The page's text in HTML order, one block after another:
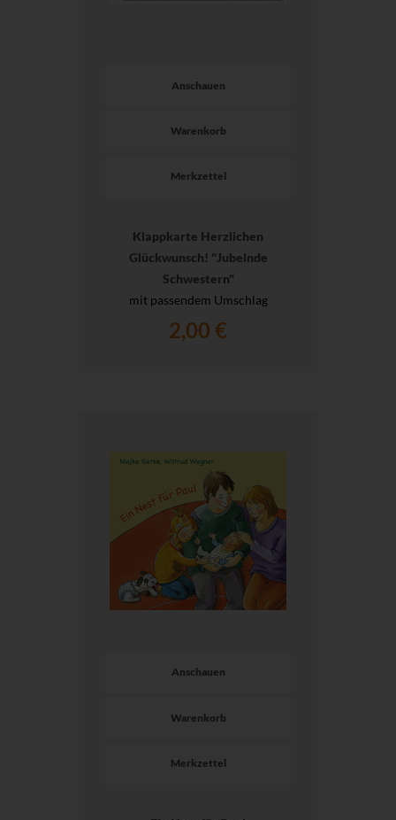
Anschauen
Warenkorb
Merkzettel
Klappkarte Herzlichen
Glückwunsch! "Jubelnde
Schwestern"
mit passendem Umschlag
2,00 €
Anschauen
Warenkorb
Merkzettel